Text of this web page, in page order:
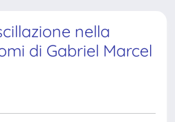
nella
di Gabriel Marcel